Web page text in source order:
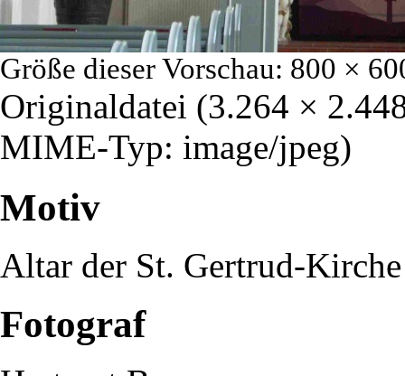
Größe dieser Vorschau: 800 ×
Originaldatei (3.264 ×
MIME-Typ: image/jpeg)
Motiv
Altar der St. Gertrud-Kirche
Fotograf